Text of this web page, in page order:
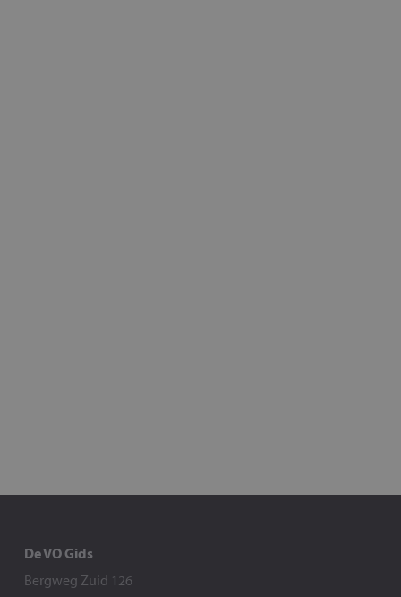
De VO Gids
Bergweg Zuid 126